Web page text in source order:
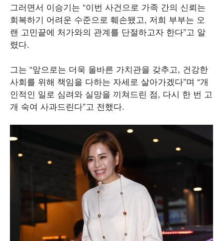
그러면서 이승기는 “이번 사건으로 가족 간의 신뢰는
회복하기 어려운 수준으로 훼손됐고, 저희 부부는 오
랜 고민끝에 처가와의 관계를 단절하고자 한다”고 알
렸다.
그는 “앞으로는 더욱 올바른 가치관을 갖추고, 건강한
사회를 위해 책임을 다하는 자세로 살아가겠다”며 “개
인적인 일로 심려와 실망을 끼쳐드린 점, 다시 한 번 고
개 숙여 사과드린다”고 전했다.